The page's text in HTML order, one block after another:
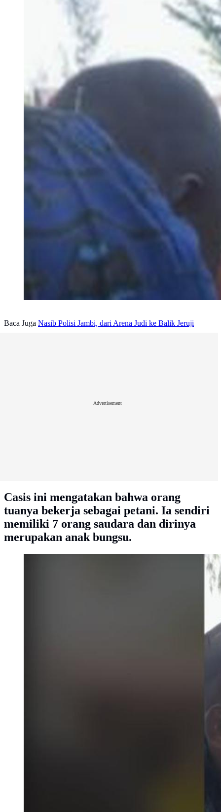
Baca Juga Nasib Polisi Jambi, dari Arena Judi ke Balik Jeruji
Advertisement
Casis ini mengatakan bahwa orang
tuanya bekerja sebagai petani. Ia sendiri
memiliki 7 orang saudara dan dirinya
merupakan anak bungsu.